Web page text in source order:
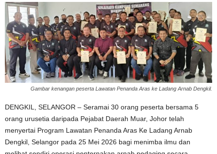
Gambar kenangan peserta Lawatan Penanda Aras ke Ladang Arnab Dengkil.
DENGKIL, SELANGOR – Seramai 30 orang peserta bersama 5
orang urusetia daripada Pejabat Daerah Muar, Johor telah
menyertai Program Lawatan Penanda Aras Ke Ladang Arnab
Dengkil, Selangor pada 25 Mei 2026 bagi menimba ilmu dan